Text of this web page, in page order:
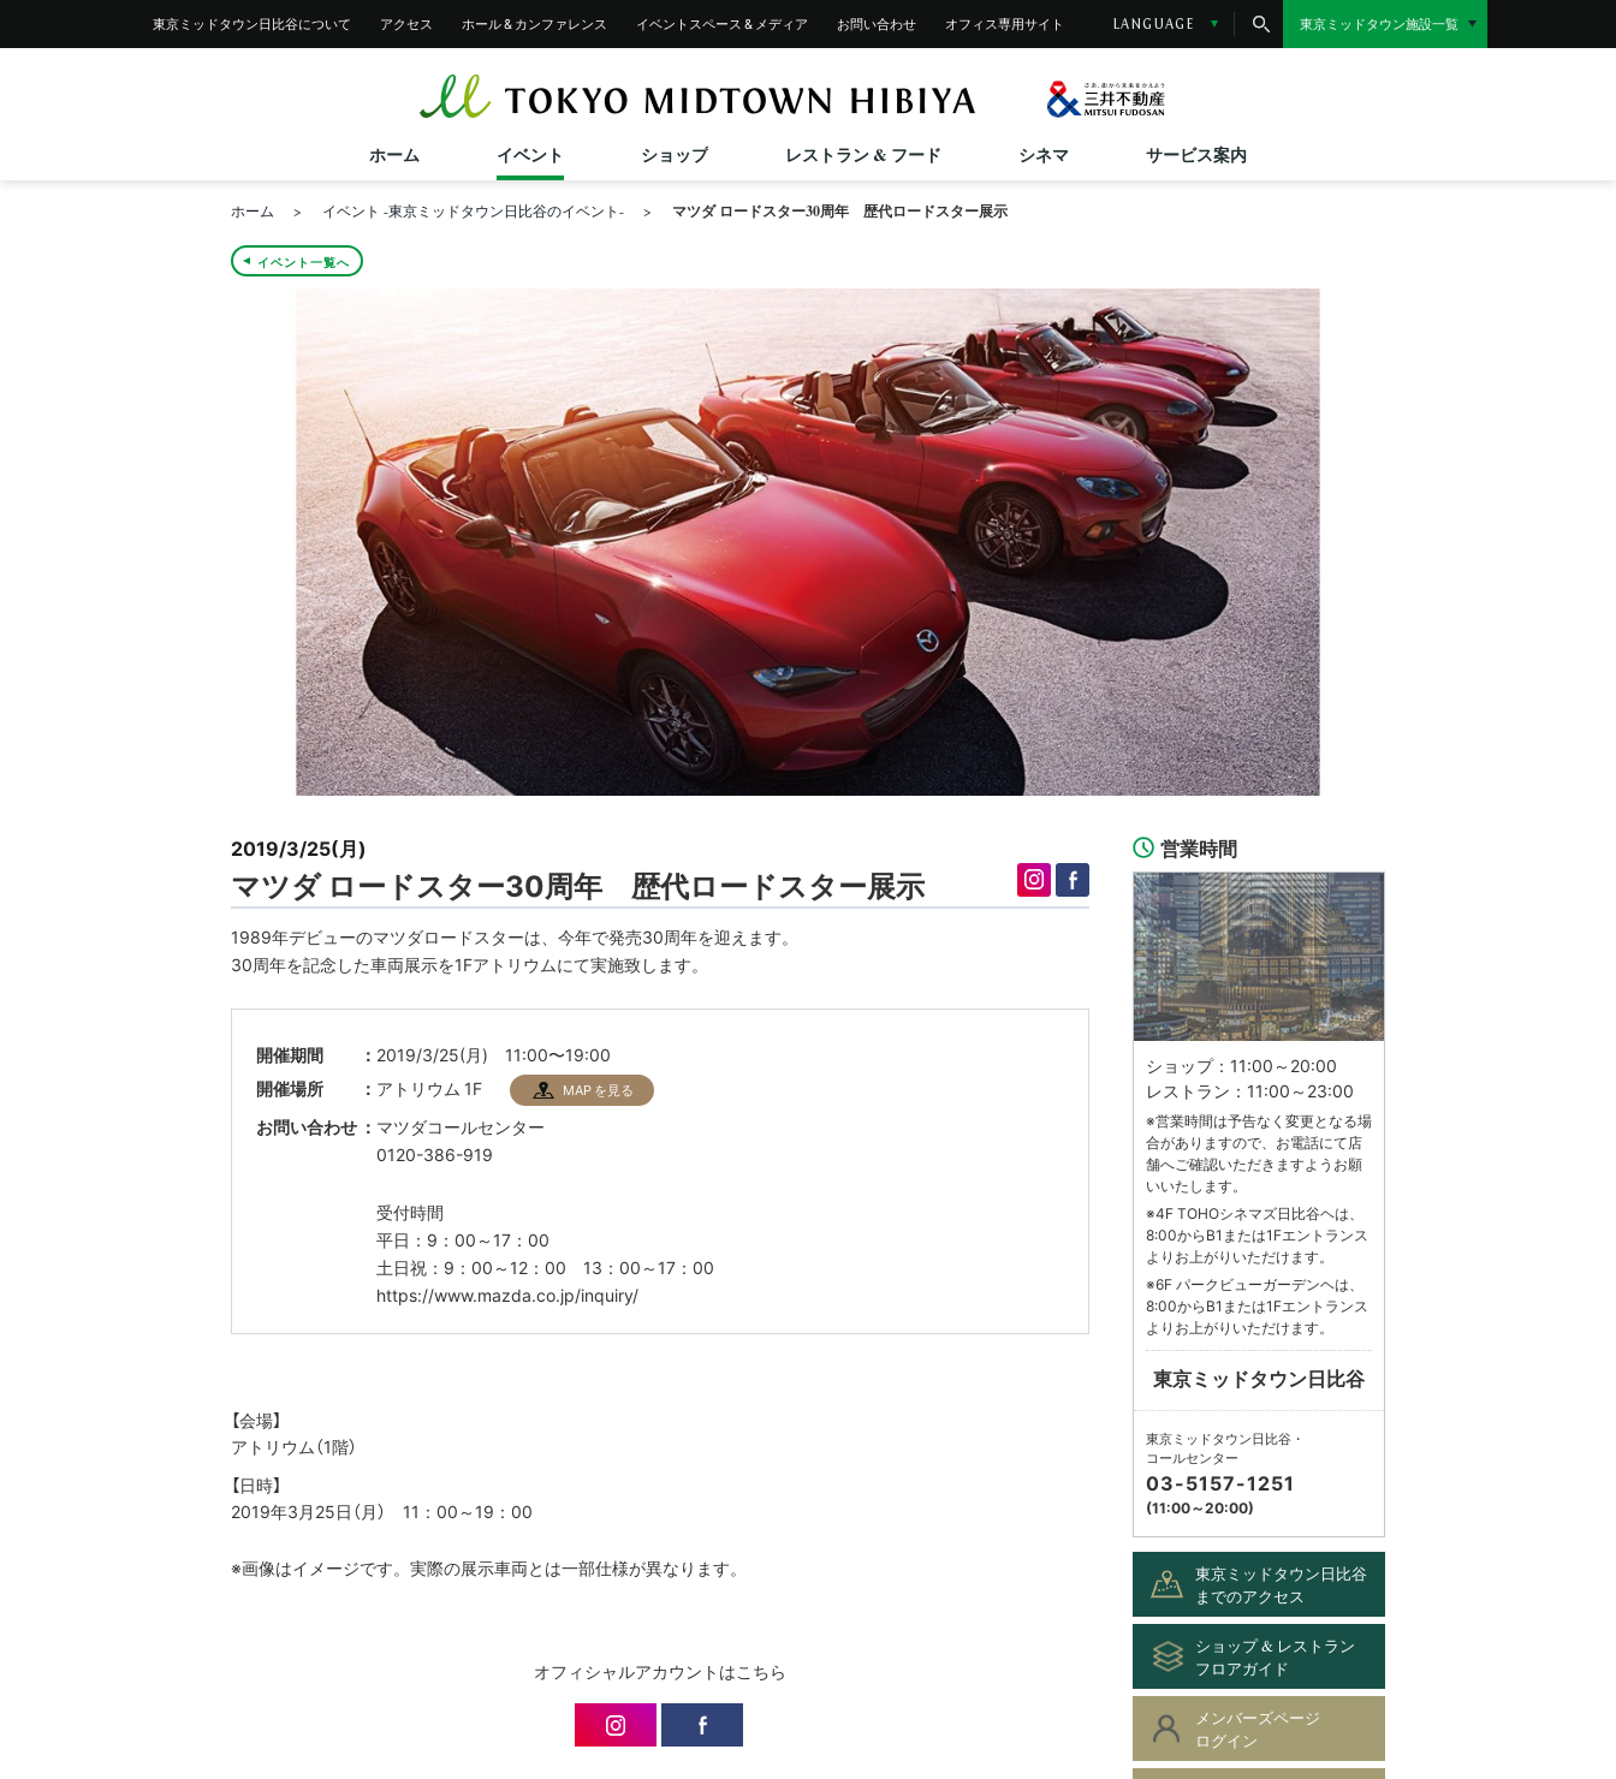
東京ミッドタウン日比谷について アクセス ホール &カンファレンス イベントスペース & メディア お問い合わせ オフィス専用サイト LANGUAGE 東京ミッドタウン施設一覧
ホーム イベント ショップ レストラン & フード シネマ サービス案内
2026/6/26(金)～8/23(日)
HIBIYA MID SUMMER 2026
2026/7/10(金)～8/31(月)
ひんやりスイーツ ～真夏の日比谷、冷たい誘惑～
ショップ検索
フロアガイド
2025/12/4(木)～2026/11/30(月)
レストラン＆フード検索
2026/7/17(金)～8/31(月)
東京ミッドタウン日比谷 STAGE Vol.42
2026/7/17(金)～8/31(月)
TOKYO MIDTOWN おにぎり総選挙
施設サービス紹介 小さなお子様をお連れのお客様へ
バリアフリーサービス ペットご同伴のお客様へ
ホーム イベント -東京ミッドタウン日比谷のイベント- マツダ ロードスター30周年 歴代ロードスター展示
イベント一覧へ
2019/3/25(月)
マツダ ロードスター30周年 歴代ロードスター展示
1989年デビューのマツダロードスターは、今年で発売30周年を迎えます。
30周年を記念した車両展示を1Fアトリウムにて実施致します。
開催期間
2019/3/25(月) 11:00〜19:00
開催場所
アトリウム 1F MAP を見る
お問い合わせ
マツダコールセンター
0120-386-919
受付時間
平日：9：00～17：00
土日祝：9：00～12：00 13：00～17：00
https://www.mazda.co.jp/inquiry/
【会場】
アトリウム（1階）
【日時】
2019年3月25日（月） 11：00～19：00
※画像はイメージです。実際の展示車両とは一部仕様が異なります。
オフィシャルアカウントはこちら
営業時間
ショップ：11:00～20:00
レストラン：11:00～23:00
※営業時間は予告なく変更となる場
合がありますので、お電話にて店
舗へご確認いただきますようお願
いいたします。
※4F TOHOシネマズ日比谷ヘは、
8:00からB1または1Fエントランス
よりお上がりいただけます。
※6F パークビューガーデンヘは、
8:00からB1または1Fエントランス
よりお上がりいただけます。
東京ミッドタウン日比谷
東京ミッドタウン日比谷・
コールセンター
03-5157-1251
(11:00～20:00)
東京ミッドタウン日比谷
までのアクセス
ショップ & レストラン
フロアガイド
メンバーズページ
ログイン